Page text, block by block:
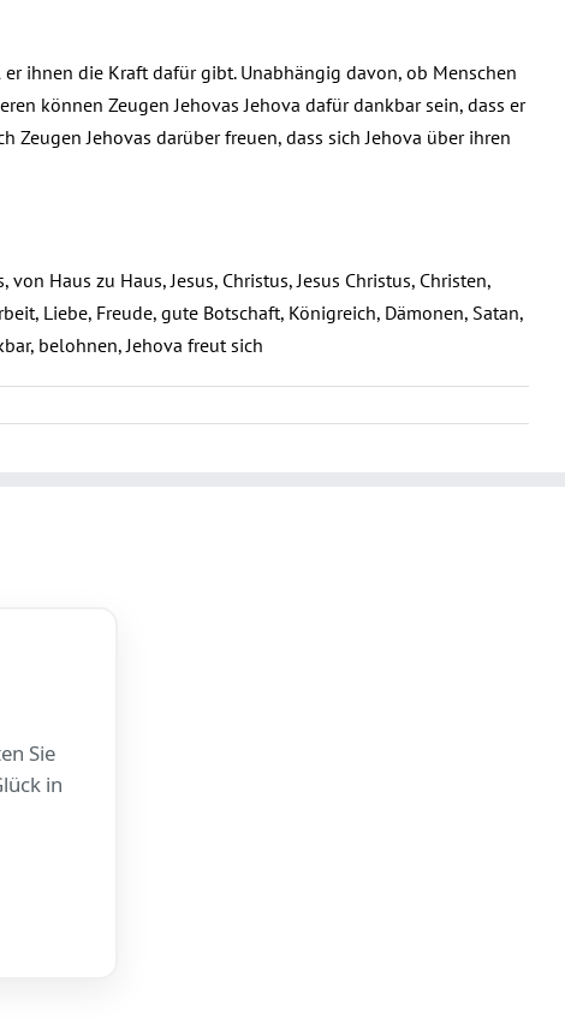
ihnen die Kraft dafür gibt. Unabhängig davon, ob Menschen
können Zeugen Jehovas Jehova dafür dankbar sein, dass er
Jehovas darüber freuen, dass sich Jehova über ihren
Haus zu Haus, Jesus, Christus, Jesus Christus, Christen,
Liebe, Freude, gute Botschaft, Königreich, Dämonen, Satan,
belohnen, Jehova freut sich
Sie
in